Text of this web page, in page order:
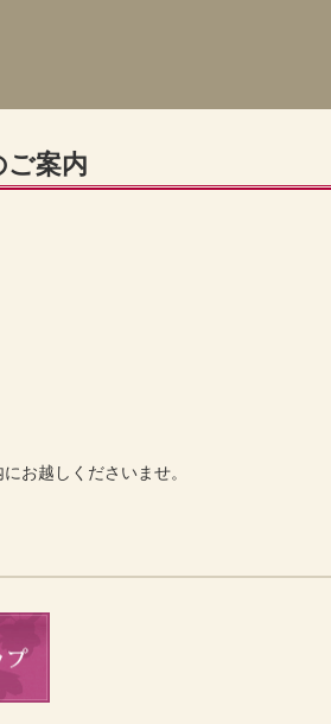
ご案内
お越しくださいませ。